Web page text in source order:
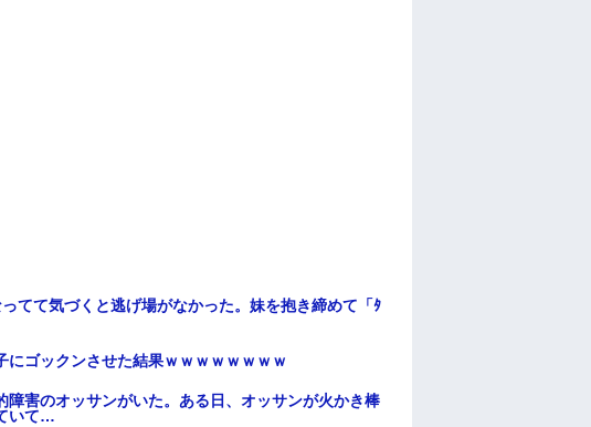
てて気づくと逃げ場がなかった。妹を抱き締めて「ﾀ
ゴックンさせた結果ｗｗｗｗｗｗｗｗ
害のオッサンがいた。ある日、オッサンが火かき棒
いて…